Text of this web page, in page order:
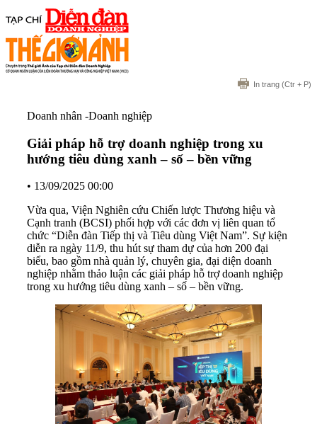
In trang (Ctr + P)
Doanh nhân -Doanh nghiệp
Giải pháp hỗ trợ doanh nghiệp trong xu
hướng tiêu dùng xanh – số – bền vững
• 13/09/2025 00:00
Vừa qua, Viện Nghiên cứu Chiến lược Thương hiệu và
Cạnh tranh (BCSI) phối hợp với các đơn vị liên quan tổ
chức “Diễn đàn Tiếp thị và Tiêu dùng Việt Nam”. Sự kiện
diễn ra ngày 11/9, thu hút sự tham dự của hơn 200 đại
biểu, bao gồm nhà quản lý, chuyên gia, đại diện doanh
nghiệp nhằm thảo luận các giải pháp hỗ trợ doanh nghiệp
trong xu hướng tiêu dùng xanh – số – bền vững.